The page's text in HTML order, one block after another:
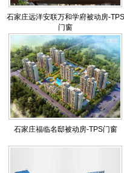
石家庄远洋安联万和学府被动房-TPS
门窗
石家庄福临名邸被动房-TPS门窗